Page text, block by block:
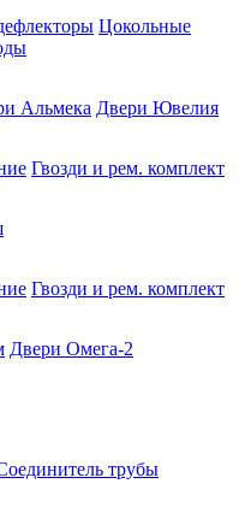
Цокольные
Альмека Двери Ювелия
Гвозди и рем. комплект
Гвозди и рем. комплект
Двери Омега-2
трубы